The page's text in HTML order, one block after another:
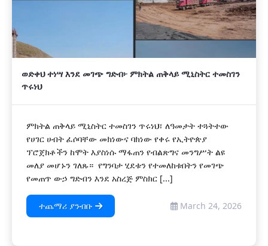
ወድቀህ ተነሣ እንደ መገጭ ግድብ፦ ምክትል ጠቅላይ ሚኒስትር ተመስገን
ጥሩነህ
ምክትል ጠቅላይ ሚኒስትር ተመስገን ጥሩነህ፣ ለዓመታት ተጓትተው
የሀገር ሀብት ፈሶባቸው መክነውና ባክነው የቀሩ የኢትዮጵያ
ፕሮጀክቶችን ከሞት እያስነሱ ማፋጠን የብልጽግና መንግሥት ልዩ
መለያ መሆኑን ገለጹ። የግንባታ ሂደቱን የተመለከቱበትን የመገጭ
የመጠጥ ውኃ ግድብን እንደ አስረጅ ምስክር [...]
ተጨማሪ ያንብቡ March 24, 2026